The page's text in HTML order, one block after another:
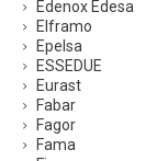
Edenox Edesa
Elframo
Epelsa
ESSEDUE
Eurast
Fabar
Fagor
Fama